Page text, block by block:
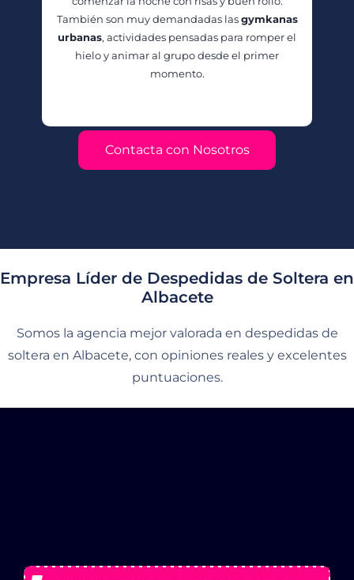
También son muy demandadas lasgymkanas
urbanas, actividades pensadas para romper el
hielo y animar al grupo desde el primer
momento.
Contacta con Nosotros
Empresa Líder de Despedidas de Soltera en
Albacete
Somos la agencia mejor valorada en despedidas de
soltera en Albacete, con opiniones reales y excelentes
puntuaciones.